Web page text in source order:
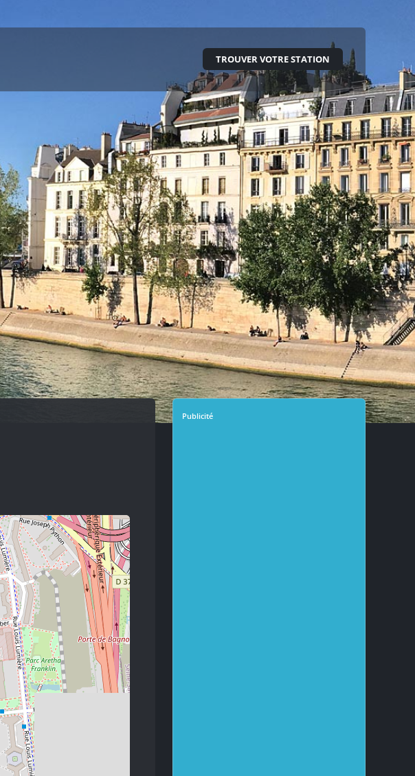
TROUVER VOTRE STATION
Publicité